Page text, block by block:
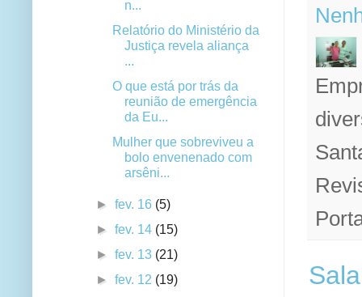
n...
Relatório do Ministério da
Justiça revela aliança
...
O que está por trás da
reunião de emergência
da Eu...
Mulher que sobreviveu a
bolo envenenado com
arsêni...
►fev. 16 (5)
►fev. 14 (15)
►fev. 13 (21)
►fev. 12 (19)